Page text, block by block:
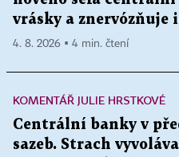
vrásky a znervózňuje
4. 8. 2026 ▪ 4 min. čtení
KOMENTÁŘ JULIE HRSTKOVÉ
Centrální banky v
sazeb. Strach